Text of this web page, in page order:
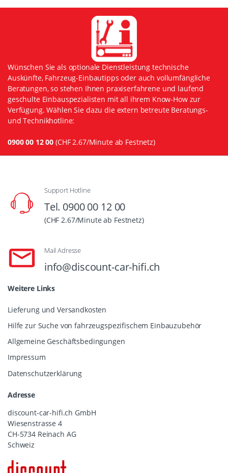
Wünschen Sie als optionale Dienstleistung technische
Auskünfte, Fahrzeug-Einbautipps oder auch vollumfängliche
Beratungen, so stehen Ihnen praxiserfahrene und laufend
geschulte Einbauspezialisten mit all ihrem Know-How zur
Verfügung. Wählen Sie dazu die extern betreute Beratungs-
und Technikhotline:
0900 00 12 00 (CHF 2.67/Minute ab Festnetz)
Support Hotline
Tel. 0900 00 12 00
(CHF 2.67/Minute ab Festnetz)
Mail Adresse
info@discount-car-hifi.ch
Weitere Links
Lieferung und Versandkosten
Hilfe zur Suche von fahrzeugspezifischem Einbauzubehör
Allgemeine Geschäftsbedingungen
Impressum
Datenschutzerklärung
Adresse
discount-car-hifi.ch GmbH
Wiesenstrasse 4
CH-5734 Reinach AG
Schweiz